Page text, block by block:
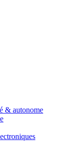
& autonome